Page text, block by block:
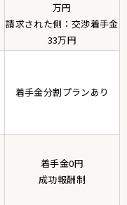
万円
請求された側：交渉着手金
33万円
着手金分割プランあり
着手金0円
成功報酬制